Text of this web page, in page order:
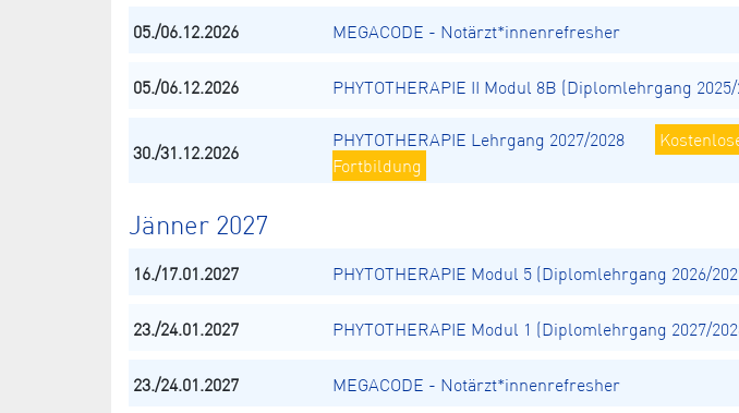
05./06.12.2026 MEGACODE - Notärzt*innenrefresher
05./06.12.2026 PHYTOTHERAPIE II Modul 8B (Diplomlehrgang 2025/
30./31.12.2026
PHYTOTHERAPIE Lehrgang 2027/2028
Fortbildung
Jänner 2027
16./17.01.2027 PHYTOTHERAPIE Modul 5 (Diplomlehrgang 2026/
23./24.01.2027 PHYTOTHERAPIE Modul 1 (Diplomlehrgang 2027/
23./24.01.2027 MEGACODE - Notärzt*innenrefresher